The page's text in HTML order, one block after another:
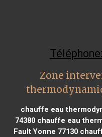
Zone
chauffe eau
74380 chauffe eau
Fault Yonne 77130